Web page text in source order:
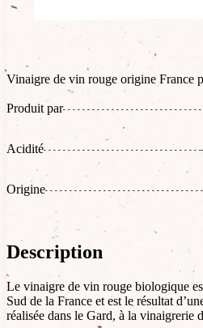
Vinaigre de vin rouge origine France
Produit par
Acidité
Origine
Description
Le vinaigre de vin rouge biologique
Sud de la France et est le résultat
réalisée dans le Gard, à la vinaigrerie